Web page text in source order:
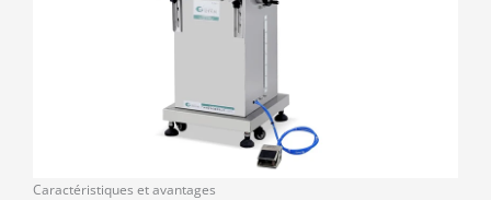
Caractéristiques et avantages